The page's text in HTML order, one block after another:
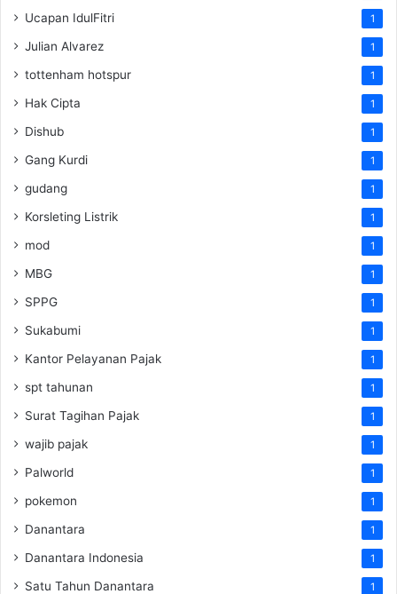
Ucapan IdulFitri 1
Julian Alvarez 1
tottenham hotspur 1
Hak Cipta 1
Dishub 1
Gang Kurdi 1
gudang 1
Korsleting Listrik 1
mod 1
MBG 1
SPPG 1
Sukabumi 1
Kantor Pelayanan Pajak 1
spt tahunan 1
Surat Tagihan Pajak 1
wajib pajak 1
Palworld 1
pokemon 1
Danantara 1
Danantara Indonesia 1
Satu Tahun Danantara 1